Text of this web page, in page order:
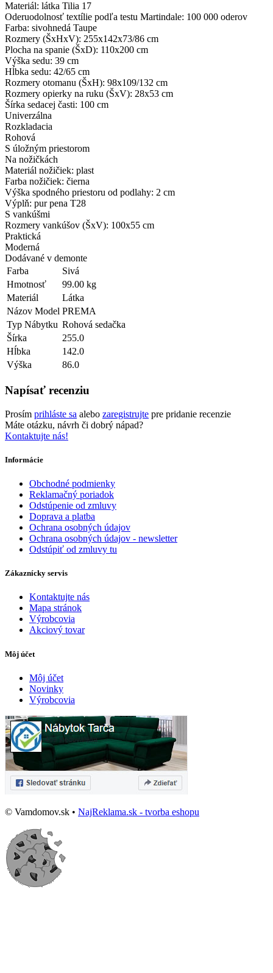
Materiál: látka Tilia 17
Oderuodolnosť textílie podľa testu Martindale: 100 000 oderov
Farba: sivohnedá Taupe
Rozmery (ŠxHxV): 255x142x73/86 cm
Plocha na spanie (ŠxD): 110x200 cm
Výška sedu: 39 cm
Hĺbka sedu: 42/65 cm
Rozmery otomanu (ŠxH): 98x109/132 cm
Rozmery opierky na ruku (ŠxV): 28x53 cm
Šírka sedacej časti: 100 cm
Univerzálna
Rozkladacia
Rohová
S úložným priestorom
Na nožičkách
Materiál nožičiek: plast
Farba nožičiek: čierna
Výška spodného priestoru od podlahy: 2 cm
Výplň: pur pena T28
S vankúšmi
Rozmery vankúšov (ŠxV): 100x55 cm
Praktická
Moderná
Dodávané v demonte
Farba
Sivá
Hmotnosť
99.00 kg
Materiál
Látka
Názov Model PREMA
Typ Nábytku Rohová sedačka
Šírka
255.0
Hĺbka
142.0
Výška
86.0
Napísať recenziu
Prosím prihláste sa alebo zaregistrujte pre pridanie recenzie
Máte otázku, návrh či dobrý nápad?
Kontaktujte nás!
Informácie
Obchodné podmienky
Reklamačný poriadok
Odstúpenie od zmluvy
Doprava a platba
Ochrana osobných údajov
Ochrana osobných údajov - newsletter
Odstúpiť od zmluvy tu
Zákaznícky servis
Kontaktujte nás
Mapa stránok
Výrobcovia
Akciový tovar
Môj účet
Môj účet
Novinky
Výrobcovia
© Vamdomov.sk • NajReklama.sk - tvorba eshopu